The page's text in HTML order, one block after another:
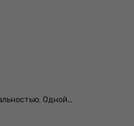
Одной…